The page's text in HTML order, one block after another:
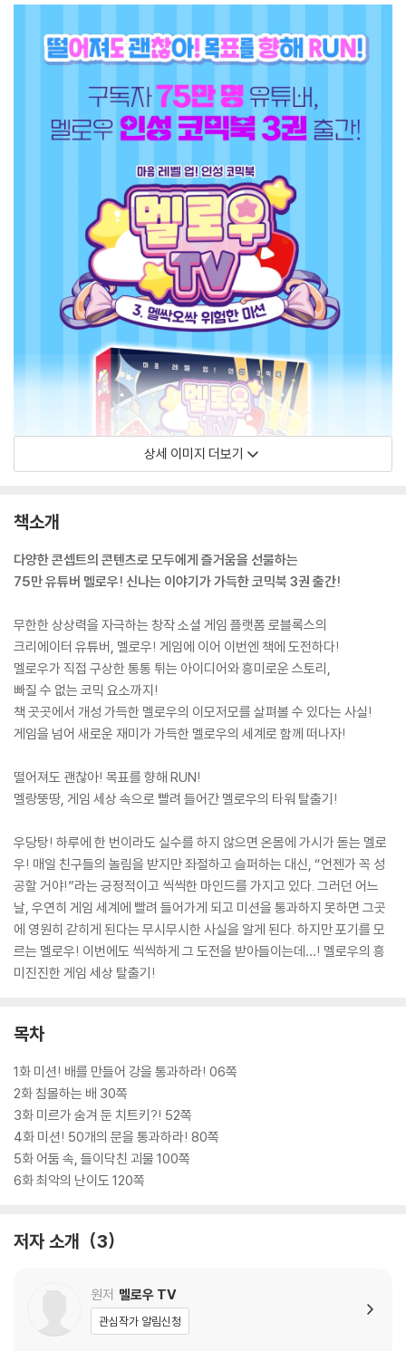
상세 이미지 더보기
책소개
다양한 콘셉트의 콘텐츠로 모두에게 즐거움을 선물하는
75만 유튜버 멜로우! 신나는 이야기가 가득한 코믹북 3권 출간!
무한한 상상력을 자극하는 창작 소셜 게임 플랫폼 로블록스의
크리에이터 유튜버, 멜로우! 게임에 이어 이번엔 책에 도전하다!
멜로우가 직접 구상한 통통 튀는 아이디어와 흥미로운 스토리,
빠질 수 없는 코믹 요소까지!
책 곳곳에서 개성 가득한 멜로우의 이모저모를 살펴볼 수 있다는 사실!
게임을 넘어 새로운 재미가 가득한 멜로우의 세계로 함께 떠나자!
떨어져도 괜찮아! 목표를 향해 RUN!
멜랑뚱땅, 게임 세상 속으로 빨려 들어간 멜로우의 타워 탈출기!
우당탕! 하루에 한 번이라도 실수를 하지 않으면 온몸에 가시가 돋는 멜로
우! 매일 친구들의 놀림을 받지만 좌절하고 슬퍼하는 대신, “언젠가 꼭 성
공할 거야!”라는 긍정적이고 씩씩한 마인드를 가지고 있다. 그러던 어느
날, 우연히 게임 세계에 빨려 들어가게 되고 미션을 통과하지 못하면 그곳
에 영원히 갇히게 된다는 무시무시한 사실을 알게 된다. 하지만 포기를 모
르는 멜로우! 이번에도 씩씩하게 그 도전을 받아들이는데…! 멜로우의 흥
미진진한 게임 세상 탈출기!
목차
1화 미션! 배를 만들어 강을 통과하라! 06쪽
2화 침몰하는 배 30쪽
3화 미르가 숨겨 둔 치트키?! 52쪽
4화 미션! 50개의 문을 통과하라! 80쪽
5화 어둠 속, 들이닥친 괴물 100쪽
6화 최악의 난이도 120쪽
저자 소개 3
원저 멜로우 TV
관심작가 알림신청